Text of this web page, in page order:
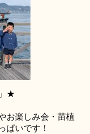
★
お楽しみ会・苗植
ぱいです！